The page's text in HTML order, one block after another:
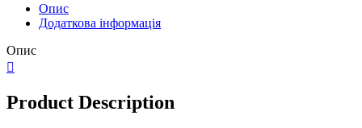
Опис
Додаткова інформація
Опис
Product Description